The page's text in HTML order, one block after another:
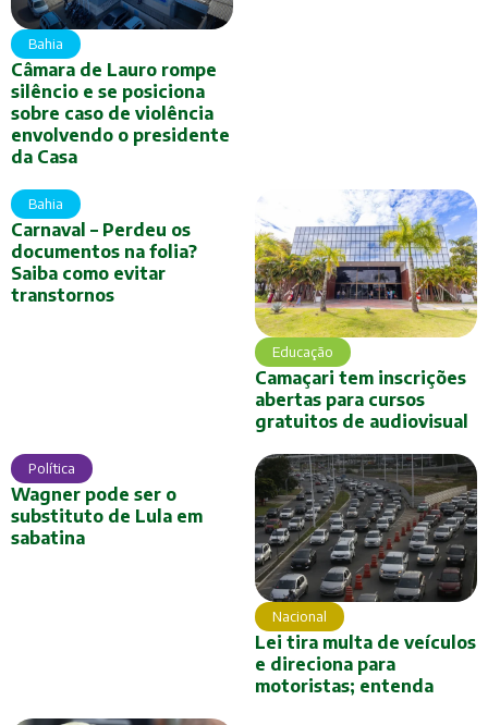
Bahia
Câmara de Lauro rompe
silêncio e se posiciona
sobre caso de violência
envolvendo o presidente
da Casa
Bahia
Carnaval – Perdeu os
documentos na folia?
Saiba como evitar
transtornos
Educação
Camaçari tem inscrições
abertas para cursos
gratuitos de audiovisual
Política
Wagner pode ser o
substituto de Lula em
sabatina
Nacional
Lei tira multa de veículos
e direciona para
motoristas; entenda